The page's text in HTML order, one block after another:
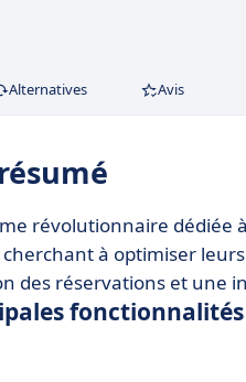
Alternatives Avis
révolutionnaire dédiée
à optimiser
des réservations et une